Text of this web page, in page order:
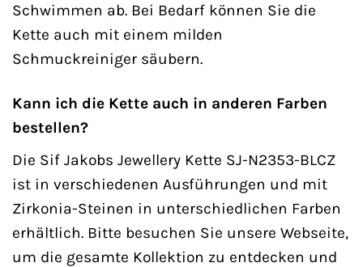
Schwimmen ab. Bei Bedarf können Sie die
Kette auch mit einem milden
Schmuckreiniger säubern.
Kann ich die Kette auch in anderen Farben
bestellen?
Die Sif Jakobs Jewellery Kette SJ-N2353-BLCZ
ist in verschiedenen Ausführungen und mit
Zirkonia-Steinen in unterschiedlichen Farben
erhältlich. Bitte besuchen Sie unsere Webseite,
um die gesamte Kollektion zu entdecken und